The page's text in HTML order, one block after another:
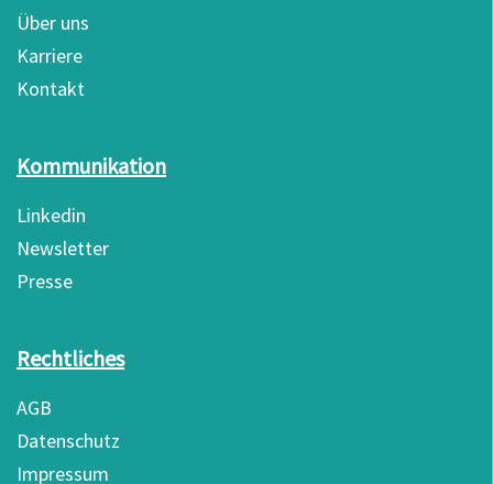
Über uns
Karriere
Kontakt
Kommunikation
Linkedin
Newsletter
Presse
Rechtliches
AGB
Datenschutz
Impressum